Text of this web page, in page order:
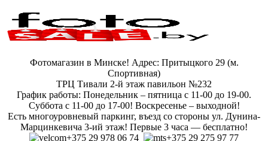
Фотомагазин в Минске! Адрес: Притыцкого 29 (м.
Спортивная)
ТРЦ Тивали 2-й этаж павильон №232
График работы: Понедельник – пятница с 11-00 до 19-00.
Суббота с 11-00 до 17-00! Воскресенье – выходной!
Есть многоуровневый паркинг, въезд со стороны ул. Дунина-
Марцинкевича 3-ий этаж! Первые 3 часа — бесплатно!
+375 29 978 06 74
+375 29 275 97 77